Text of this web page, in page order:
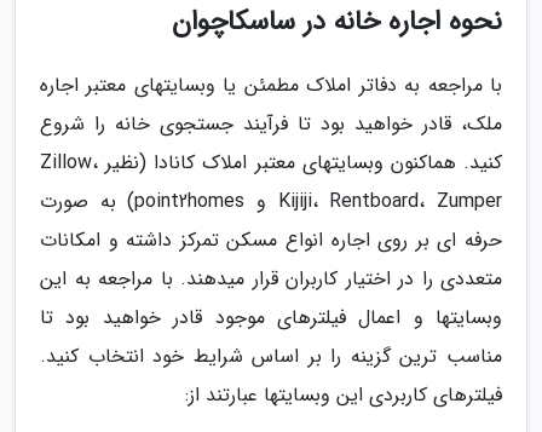
نحوه اجاره خانه در ساسکاچوان
با مراجعه به دفاتر املاک مطمئن یا وب­سایت­های معتبر اجاره
ملک، قادر خواهید بود تا فرآیند جستجوی خانه را شروع
کنید. هم­اکنون وب­سایت­های معتبر املاک کانادا (نظیر Zillow،
Kijiji، Rentboard، Zumper و point2homes) به صورت
حرفه ای بر روی اجاره انواع مسکن تمرکز داشته و امکانات
متعددی را در اختیار کاربران قرار می­دهند. با مراجعه به این
وب­سایت­ها و اعمال فیلترهای موجود قادر خواهید بود تا
مناسب ترین گزینه را بر اساس شرایط خود انتخاب کنید.
فیلترهای کاربردی این وب­­سایت­ها عبارتند از: